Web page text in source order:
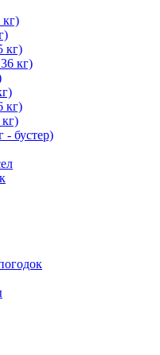
кг)
кг)
кг)
кг)
- бустер)